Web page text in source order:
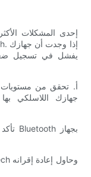
إحدى المشكلات
يفشل في تسجيل
أ. تحقق من مستويات
جهازك اللاسلكي